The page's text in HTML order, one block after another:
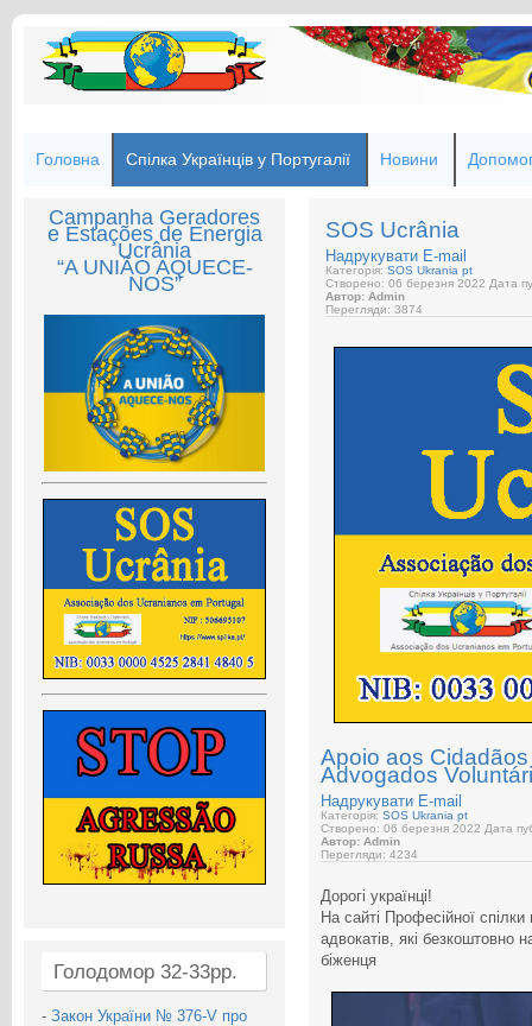
Головна Спілка Українців у Португалії Новини
Campanha Geradores
e Estações de Energia
Ucrânia
“A UNIÃO AQUECE-
NOS”
Голодомор 32-33рр.
- Закон України № 376-V про
SOS Ucrânia
Надрукувати E-mail
Категорія:SOS Ukrania pt
Створено: 06 березня 2022 Дата
Автор: Admin
Перегляди: 3874
Apoio aos
Advogados
Надрукувати E-mail
Категорія: SOS Ukrania pt
Створено: 06 березня 2022 Дата
Автор: Admin
Перегляди: 4234
Дорогі українці!
На сайті Професійної спілки
адвокатів, які безкоштовно
біженця